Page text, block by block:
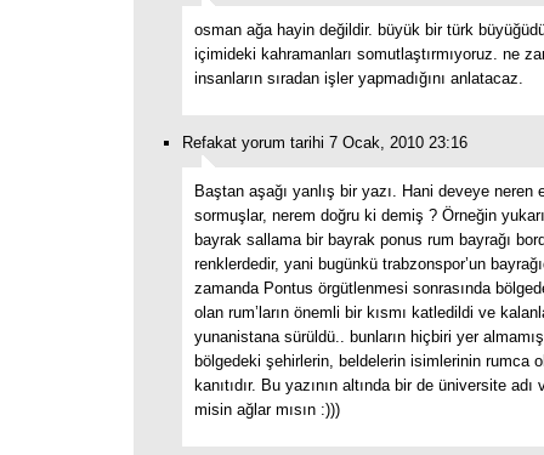
osman ağa hayin değildir. büyük bir türk
içimideki kahramanları somutlaştırmıyoruz. ne
insanların sıradan işler yapmadığını anlatacaz.
Refakat yorum tarihi 7 Ocak, 2010 23:16
Baştan aşağı yanlış bir yazı. Hani deveye neren
sormuşlar, nerem doğru ki demiş ? Örneğin
bayrak sallama bir bayrak ponus rum bayrağı
renklerdedir, yani bugünkü trabzonspor’un
zamanda Pontus örgütlenmesi sonrasında
olan rum’ların önemli bir kısmı katledildi ve
yunanistana sürüldü.. bunların hiçbiri yer
bölgedeki şehirlerin, beldelerin isimlerinin rumca
kanıtıdır. Bu yazının altında bir de üniversite
misin ağlar mısın :)))